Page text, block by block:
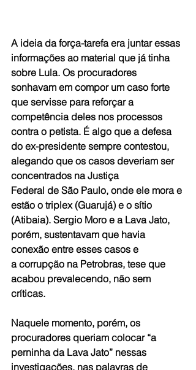
A ideia da força-tarefa era juntar essas
informações ao material que já tinha
sobre Lula. Os procuradores
sonhavam em compor um caso forte
que servisse para reforçar a
competência deles nos processos
contra o petista. É algo que a defesa
do ex-presidente sempre contestou,
alegando que os casos deveriam ser
concentrados na Justiça
Federal de São Paulo, onde ele mora e
estão o triplex (Guarujá) e o sítio
(Atibaia). Sergio Moro e a Lava Jato,
porém, sustentavam que havia
conexão entre esses casos e
a corrupção na Petrobras, tese que
acabou prevalecendo, não sem
críticas.
Naquele momento, porém, os
procuradores queriam colocar “a
perninha da Lava Jato” nessas
investigações, nas palavras de